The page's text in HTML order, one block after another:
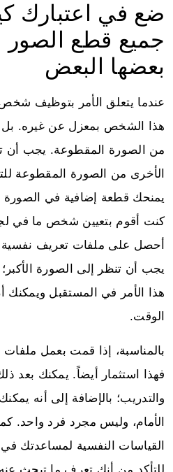
ضع في اعتبارك
جميع قطع الصور
بعضها البعض
عندما يتعلق الأمر بتوظيف شخص
هذا الشخص بمعزل عن غيره. بل
من الصورة المقطوعة. يجب أن
الأخرى من الصورة المقطوعة
يمنحك قطعة إضافية في الصورة
كنت أقوم بتعيين شخص ما في
أحصل على ملفات تعريف نفسية
يجب أن تنظر إلى الصورة
هذا الأمر في المستقبل ويمكنك
الوقت.
بالمناسبة، إذا قمت بعمل ملفات
فهذا استثمار أيضاً. يمكنك بعد
والتدريب؛ بالإضافة إلى أنه
الأمام، وليس مجرد فرد واحد.
القياسات النفسية لمساعدتك
للتأكد من أنك تعرف ما تبحث عنه